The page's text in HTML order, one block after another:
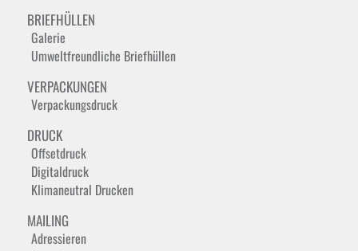
BRIEFHÜLLEN
Galerie
Umweltfreundliche Briefhüllen
VERPACKUNGEN
Verpackungsdruck
DRUCK
Offsetdruck
Digitaldruck
Klimaneutral Drucken
MAILING
Adressieren